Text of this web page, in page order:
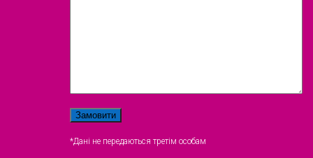
*Дані не передаються третім особам